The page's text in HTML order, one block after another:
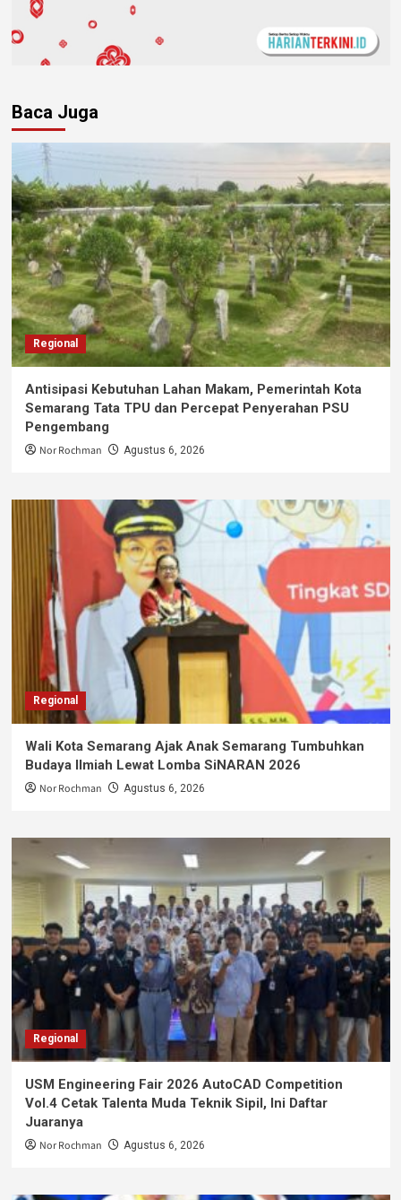
Baca Juga
Regional
Antisipasi Kebutuhan Lahan Makam, Pemerintah Kota
Semarang Tata TPU dan Percepat Penyerahan PSU
Pengembang
Nor Rochman Agustus 6, 2026
Regional
Wali Kota Semarang Ajak Anak Semarang Tumbuhkan
Budaya Ilmiah Lewat Lomba SiNARAN 2026
Nor Rochman Agustus 6, 2026
Regional
USM Engineering Fair 2026 AutoCAD Competition
Vol.4 Cetak Talenta Muda Teknik Sipil, Ini Daftar
Juaranya
Nor Rochman Agustus 6, 2026